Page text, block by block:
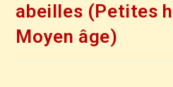
abeilles (Petites
Moyen âge)